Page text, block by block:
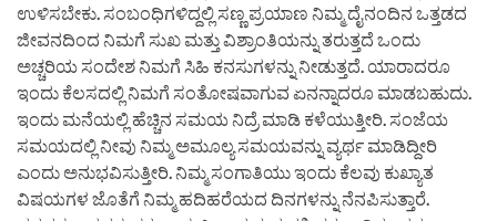
ಉಳಿಸಬೇಕು. ಸಂಬಂಧಿಗಳಿದ್ದಲ್ಲಿ ಸಣ್ಣ ಪ್ರಯಾಣ ನಿಮ್ಮ ದೈನಂದಿನ ಒತ್ತಡದ
ಜೀವನದಿಂದ ನಿಮಗೆ ಸುಖ ಮತ್ತು ವಿಶ್ರಾಂತಿಯನ್ನು ತರುತ್ತದೆ ಒಂದು
ಅಚ್ಚರಿಯ ಸಂದೇಶ ನಿಮಗೆ ಸಿಹಿ ಕನಸುಗಳನ್ನು ನೀಡುತ್ತದೆ. ಯಾರಾದರೂ
ಇಂದು ಕೆಲಸದಲ್ಲಿ ನಿಮಗೆ ಸಂತೋಷವಾಗುವ ಏನನ್ನಾದರೂ ಮಾಡಬಹುದು.
ಇಂದು ಮನೆಯಲ್ಲಿ ಹೆಚ್ಚಿನ ಸಮಯ ನಿದ್ರೆ ಮಾಡಿ ಕಳೆಯುತ್ತೀರಿ. ಸಂಜೆಯ
ಸಮಯದಲ್ಲಿ ನೀವು ನಿಮ್ಮ ಅಮೂಲ್ಯ ಸಮಯವನ್ನು ವ್ಯರ್ಥ ಮಾಡಿದ್ದೀರಿ
ಎಂದು ಅನುಭವಿಸುತ್ತೀರಿ. ನಿಮ್ಮ ಸಂಗಾತಿಯು ಇಂದು ಕೆಲವು ಕುಖ್ಯಾತ
ವಿಷಯಗಳ ಜೊತೆಗೆ ನಿಮ್ಮ ಹದಿಹರೆಯದ ದಿನಗಳನ್ನು ನೆನಪಿಸುತ್ತಾರೆ.